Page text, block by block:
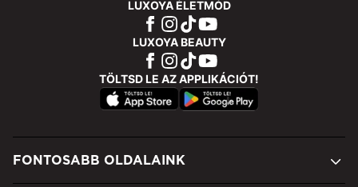
LUXOYA ÉLETMÓD
LUXOYA BEAUTY
TÖLTSD LE AZ APPLIKÁCIÓT!
FONTOSABB OLDALAINK